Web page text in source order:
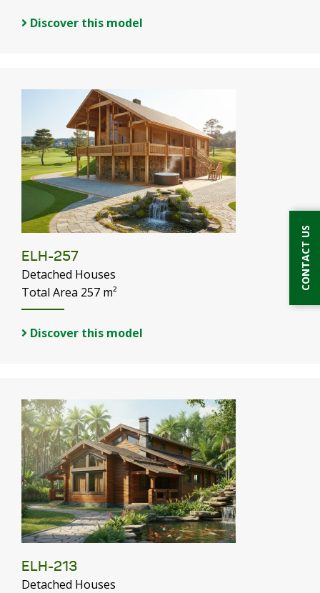
Discover this model
ELH-257
Detached Houses
Total Area 257 m²
Discover this model
ELH-213
Detached Houses
CONTACT US